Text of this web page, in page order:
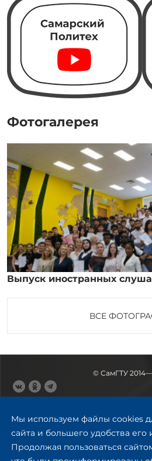
Фотогалерея
Выпуск иностранных
ВСЕ
Мы используем файлы cookies
сайта и большего удобства его
Продолжая пользоваться
© СамГТУ
443100,
Ул.
главный
8 (846) 278-43-